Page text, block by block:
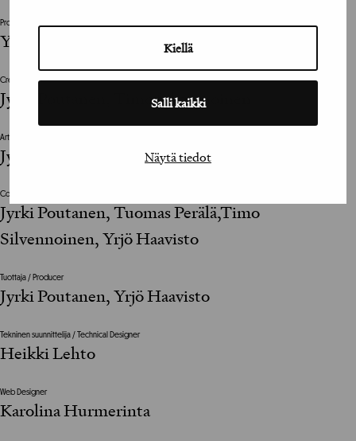
Kiellä
Salli kaikki
Näytä tiedot
Projektijohtaja / Project Manager
Yrjö Haavisto
Creative Director
Jyrki Poutanen, Timo Silvennoinen
Art Director
Jyrki Poutanen
Copywriter
Jyrki Poutanen, Tuomas Perälä,Timo
Silvennoinen, Yrjö Haavisto
Tuottaja / Producer
Jyrki Poutanen, Yrjö Haavisto
Tekninen suunnittelija / Technical Designer
Heikki Lehto
Web Designer
Karolina Hurmerinta